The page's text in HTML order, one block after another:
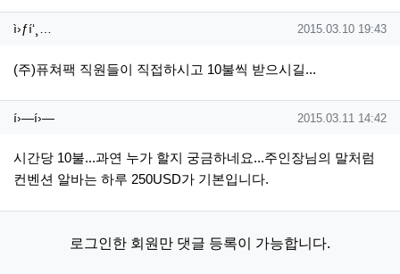
ì›ƒí‘¸ë‹¤님의 댓글
ì›ƒí‘¸… 작성일
2015.03.10 19:43
(주)퓨쳐팩 직원들이 직접하시고 10불씩 받으시길...
í›—í›—님의 댓글
í›—í›— 작성일
2015.03.11 14:42
시간당 10불...과연 누가 할지 궁금하네요...주인장님의 말처럼
컨벤션 알바는 하루 250USD가 기본입니다.
로그인한 회원만 댓글 등록이 가능합니다.